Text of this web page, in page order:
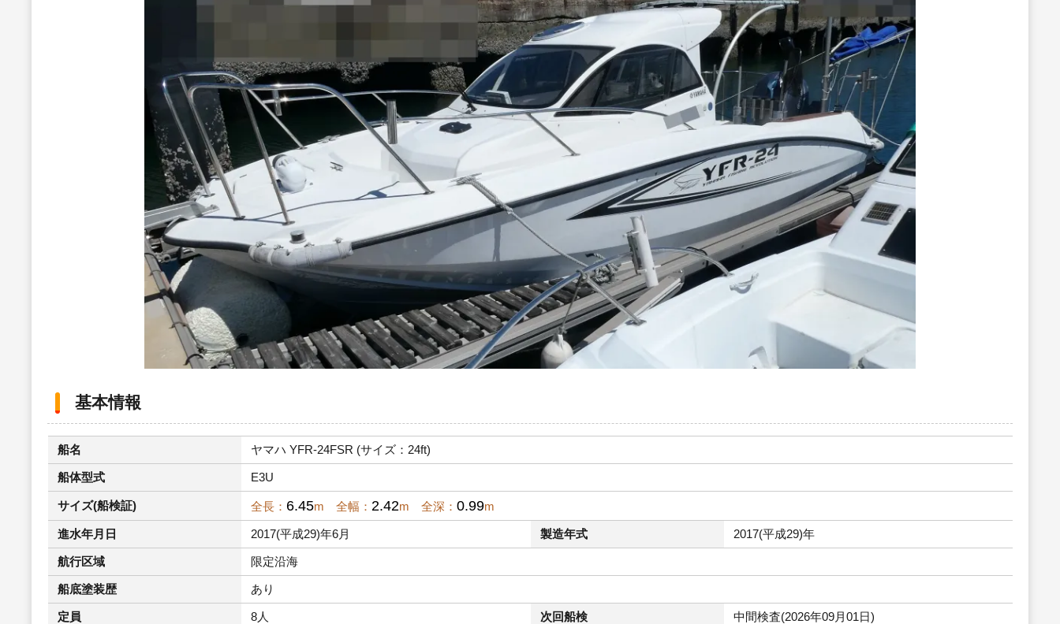
基本情報
船名 ヤマハ YFR-24FSR (サイズ：24ft)
船体型式 E3U
サイズ(船検証) 全長： 6.45m 全幅： 2.42m 全深： 0.99m
進水年月日 2017(平成29)年6月 製造年式 2017(平成29)年
航行区域 限定沿海
船底塗装歴 あり
定員 8人 次回船検 中間検査(2026年09月01日)